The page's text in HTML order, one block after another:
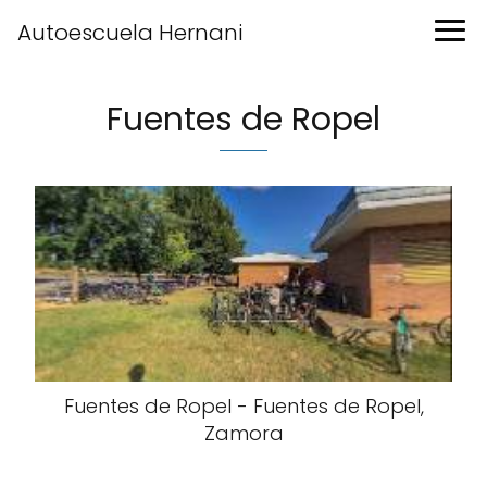
Autoescuela Hernani
Fuentes de Ropel
Fuentes de Ropel - Fuentes de Ropel,
Zamora